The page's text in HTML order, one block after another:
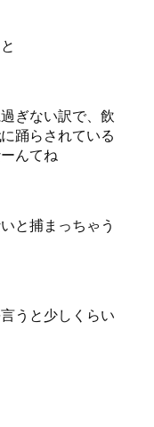
ぎない訳で、飲
踊らされている
んてね
と捕まっちゃう
うと少しくらい